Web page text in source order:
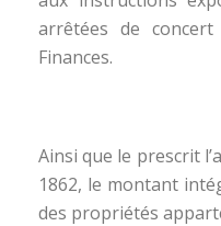
arrêtées de
Finances.
Ainsi que le prescrit
1862, le montant
des propriétés